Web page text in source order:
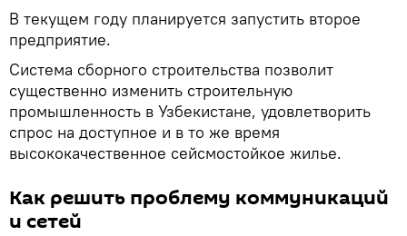
В текущем году планируется запустить второе
предприятие.
Система сборного строительства позволит
существенно изменить строительную
промышленность в Узбекистане, удовлетворить
спрос на доступное и в то же время
высококачественное сейсмостойкое жилье.
Как решить проблему коммуникаций
и сетей